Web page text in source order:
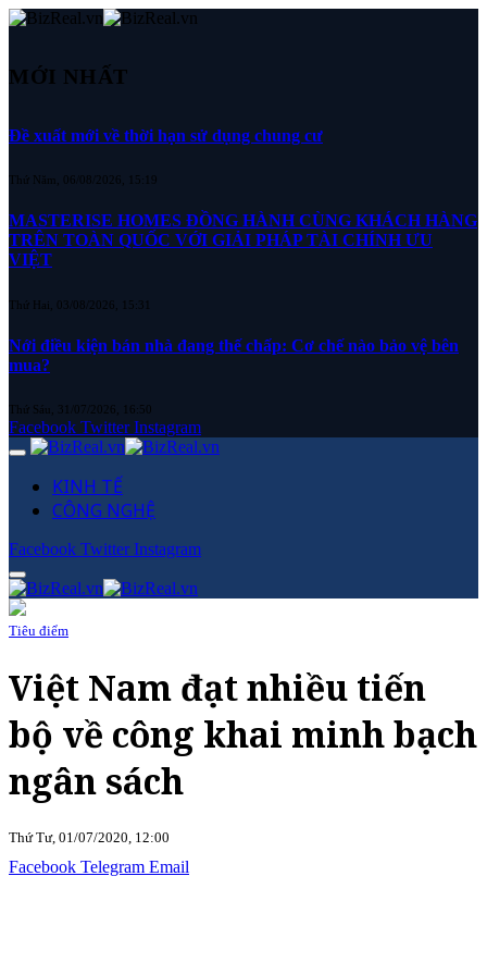
MỚI NHẤT
Đề xuất mới về thời hạn sử dụng chung cư
Thứ Năm, 06/08/2026, 15:19
MASTERISE HOMES ĐỒNG HÀNH CÙNG KHÁCH HÀNG
TRÊN TOÀN QUỐC VỚI GIẢI PHÁP TÀI CHÍNH ƯU
VIỆT
Thứ Hai, 03/08/2026, 15:31
Nới điều kiện bán nhà đang thế chấp: Cơ chế nào bảo vệ bên
mua?
Thứ Sáu, 31/07/2026, 16:50
Facebook Twitter Instagram
KINH TẾ
CÔNG NGHỆ
Facebook Twitter Instagram
Tiêu điểm
Việt Nam đạt nhiều tiến
bộ về công khai minh bạch
ngân sách
Thứ Tư, 01/07/2020, 12:00
Facebook Telegram Email